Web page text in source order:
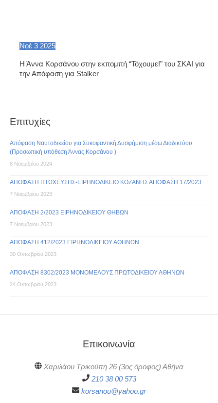
Νοέ 3 2025
Η Άννα Κορσάνου στην εκπομπή “Τόχουμε!” του ΣΚΑΙ για
την Απόφαση για Stalker
Επιτυχίες
Απόφαση Ναυτοδικείου για Συκοφαντική Δυσφήμιση μέσω Διαδικτύου
(Προσωπική υπόθεση Άννας Κορσάνου )
8 Νοεμβρίου 2024
ΑΠΟΦΑΣΗ ΠΤΩΧΕΥΣΗΣ-ΕΙΡΗΝΟΔΙΚΕΙΟ ΚΟΖΑΝΗΣ ΑΠΟΦΑΣΗ 17/2023
7 Νοεμβρίου 2023
ΑΠΟΦΑΣΗ 2/2023 ΕΙΡΗΝΟΔΙΚΕΙΟΥ ΘΗΒΩΝ
7 Νοεμβρίου 2023
ΑΠΟΦΑΣΗ 412/2023 ΕΙΡΗΝΟΔΙΚΕΙΟΥ ΑΘΗΝΩΝ
30 Οκτωβρίου 2023
ΑΠΟΦΑΣΗ 8302/2023 ΜΟΝΟΜΕΛΟΥΣ ΠΡΩΤΟΔΙΚΕΙΟΥ ΑΘΗΝΩΝ
24 Οκτωβρίου 2023
Επικοινωνία
Χαριλάου Τρικούπη 26 (3ος όροφος) Αθήνα
210 38 00 573
korsanou@yahoo.gr